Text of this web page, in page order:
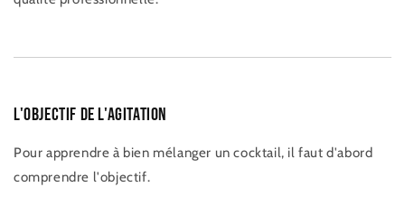
L'objectif de l'agitation
Pour apprendre à bien mélanger un cocktail, il faut d'abord
comprendre l'objectif.